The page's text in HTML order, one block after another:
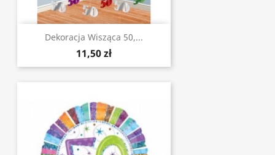
Dekoracja Wisząca 50,...
11,50 zł